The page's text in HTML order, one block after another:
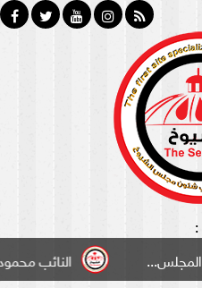
:
النائب محمود سامي